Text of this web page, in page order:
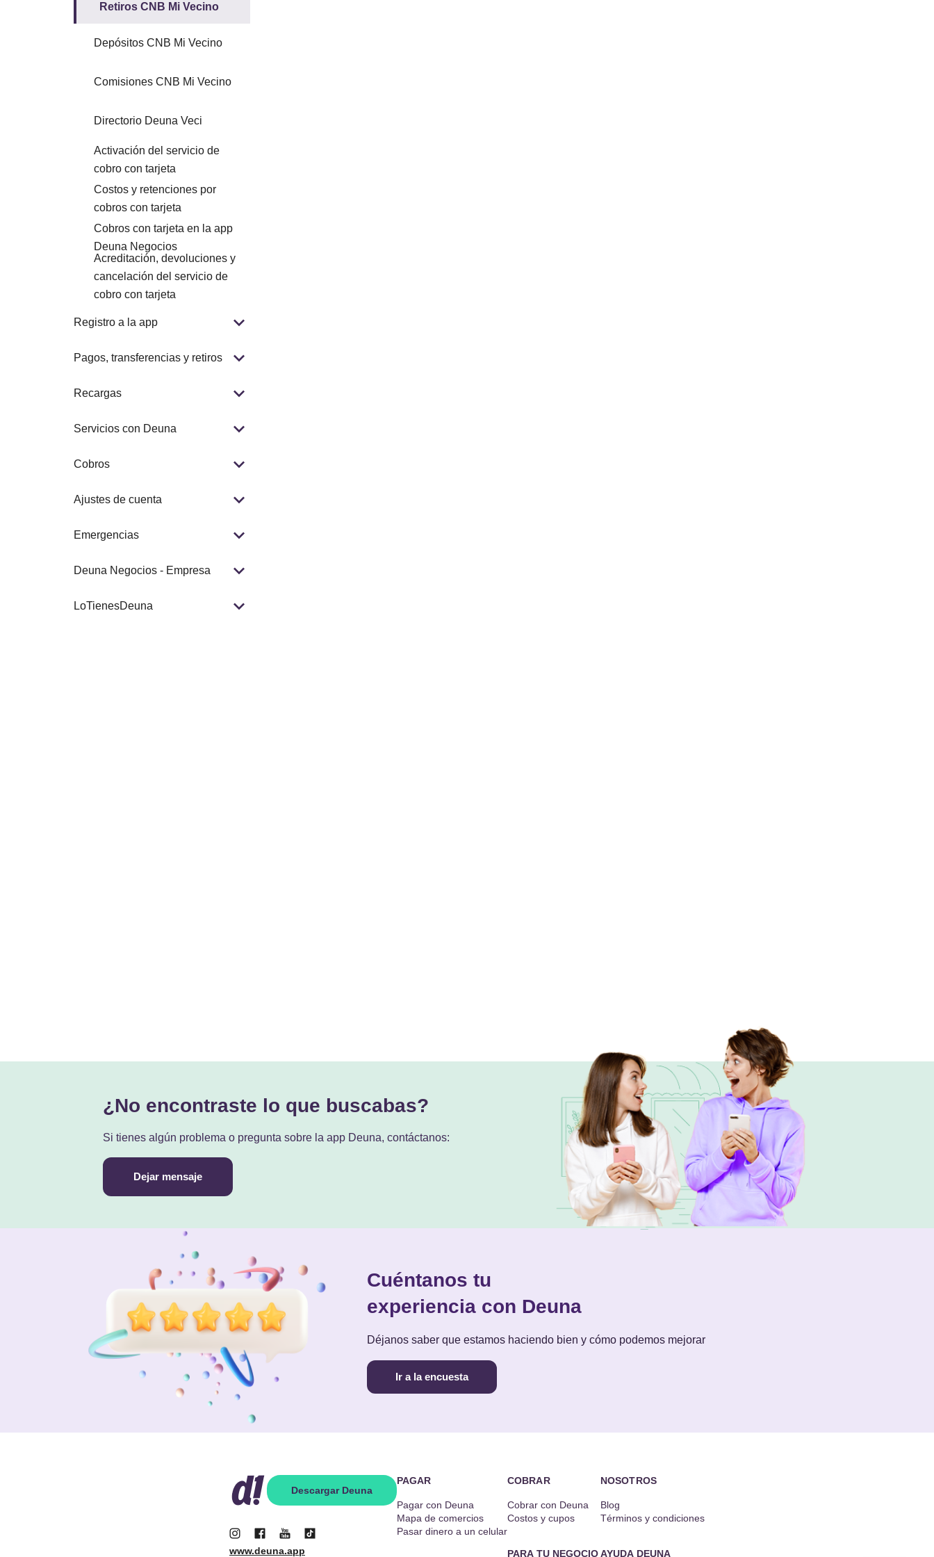
Retiros CNB Mi Vecino
Depósitos CNB Mi Vecino
Comisiones CNB Mi Vecino
Directorio Deuna Veci
Activación del servicio de
cobro con tarjeta
Costos y retenciones por
cobros con tarjeta
Cobros con tarjeta en la app
Deuna Negocios
Acreditación, devoluciones y
cancelación del servicio de
cobro con tarjeta
Registro a la app
Pagos, transferencias y retiros
Recargas
Servicios con Deuna
Cobros
Ajustes de cuenta
Emergencias
Deuna Negocios - Empresa
LoTienesDeuna
¿No encontraste lo que buscabas?
Si tienes algún problema o pregunta sobre la app Deuna, contáctanos:
Dejar mensaje
Cuéntanos tu
experiencia con Deuna
Déjanos saber que estamos haciendo bien y cómo podemos mejorar
Ir a la encuesta
Descargar Deuna
www.deuna.app
PAGAR
Pagar con Deuna
Mapa de comercios
Pasar dinero a un celular
COBRAR
Cobrar con Deuna
Costos y cupos
PARA TU NEGOCIO
NOSOTROS
Blog
Términos y condiciones
AYUDA DEUNA